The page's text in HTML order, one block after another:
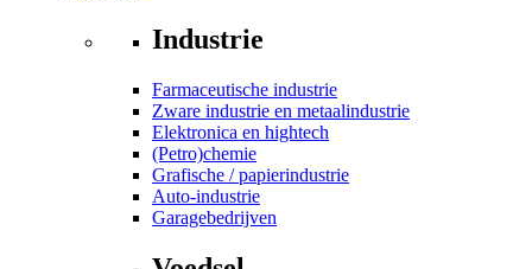
Industrie
Farmaceutische industrie
Zware industrie en metaalindustrie
Elektronica en hightech
(Petro)chemie
Grafische / papierindustrie
Auto-industrie
Garagebedrijven